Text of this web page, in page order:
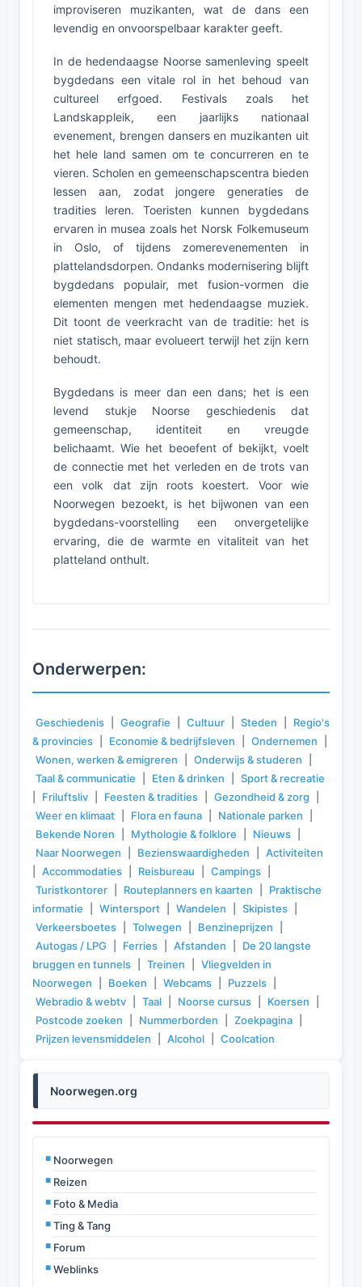
Noorwegen.org
Noorwegen
Reizen
Foto & Media
Ting & Tang
Forum
Weblinks
improviseren muzikanten, wat de dans een
levendig en onvoorspelbaar karakter geeft.
In de hedendaagse Noorse samenleving speelt
bygdedans een vitale rol in het behoud van
cultureel erfgoed. Festivals zoals het
Landskappleik, een jaarlijks nationaal
evenement, brengen dansers en muzikanten uit
het hele land samen om te concurreren en te
vieren. Scholen en gemeenschapscentra bieden
lessen aan, zodat jongere generaties de
tradities leren. Toeristen kunnen bygdedans
ervaren in musea zoals het Norsk Folkemuseum
in Oslo, of tijdens zomerevenementen in
plattelandsdorpen. Ondanks modernisering blijft
bygdedans populair, met fusion-vormen die
elementen mengen met hedendaagse muziek.
Dit toont de veerkracht van de traditie: het is
niet statisch, maar evolueert terwijl het zijn kern
behoudt.
Bygdedans is meer dan een dans; het is een
levend stukje Noorse geschiedenis dat
gemeenschap, identiteit en vreugde
belichaamt. Wie het beoefent of bekijkt, voelt
de connectie met het verleden en de trots van
een volk dat zijn roots koestert. Voor wie
Noorwegen bezoekt, is het bijwonen van een
bygdedans-voorstelling een onvergetelijke
ervaring, die de warmte en vitaliteit van het
platteland onthult.
Onderwerpen:
Geschiedenis Geografie Cultuur Steden
Regio's
& provincies
Economie & bedrijfsleven Ondernemen
Wonen, werken & emigreren
Onderwijs & studeren
Taal & communicatie
Eten & drinken
Sport & recreatie
Friluftsliv Feesten & tradities Gezondheid & zorg
Weer en klimaat
Flora en fauna Nationale parken
Bekende Noren
Mythologie & folklore Nieuws
Naar Noorwegen
Bezienswaardigheden
Activiteiten
Accommodaties Reisbureau Campings
Turistkontorer
Routeplanners en kaarten
Praktische
informatie
Wintersport Wandelen Skipistes
Verkeersboetes
Tolwegen Benzineprijzen
Autogas / LPG
Ferries Afstanden
De 20 langste
bruggen en tunnels
Treinen
Vliegvelden in
Noorwegen
Boeken Webcams Puzzels
Webradio & webtv
Taal Noorse cursus Koersen
Postcode zoeken
Nummerborden Zoekpagina
Prijzen levensmiddelen
Alcohol Coolcation